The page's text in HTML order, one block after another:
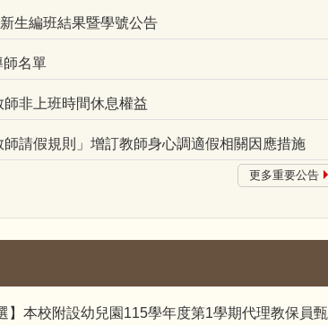
生編班結果暨學號公告
師名單
師非上班時間休息權益
師請假規則」增訂教師身心調適假相關因應措施
更多重要公告
】本校附設幼兒園115學年度第1學期代理教保員甄